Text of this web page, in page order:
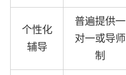
个性化
辅导
普遍提供一
对一或导师
制